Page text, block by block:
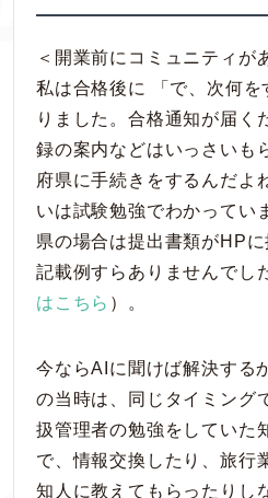
＜開業前にコミュニティが
私は合格後に 「で、次何を
りました。合格通知が届く
録の案内などはいっさいも
府県に手続きをするんだよ
いは試験勉強でわかってい
県の場合は提出書類がHPに
記載例すらありませんでし
はこちら ）。
今ならAIに聞けば解決する
の当時は、同じタイミング
扱管理者の勉強をしていた
で、情報交換したり、旅行
知人に教えてもらったりし